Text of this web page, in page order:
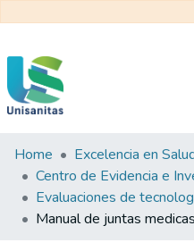
Inicio
Web
Unisanitas
Web
Biblioteca
Home
Excelencia en